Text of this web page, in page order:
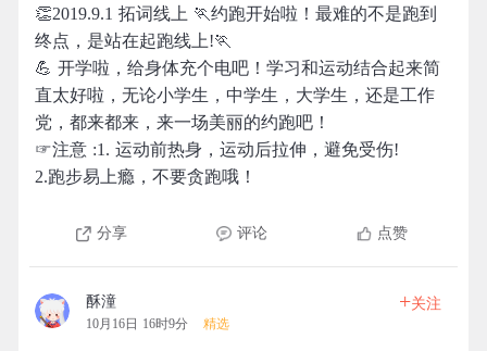
👏2019.9.1 拓词线上 🏃约跑开始啦！最难的不是跑到
终点，是站在起跑线上!🏃
💪 开学啦，给身体充个电吧！学习和运动结合起来简
直太好啦，无论小学生，中学生，大学生，还是工作
党，都来都来，来一场美丽的约跑吧！
☞注意 :1. 运动前热身，运动后拉伸，避免受伤!
2.跑步易上瘾，不要贪跑哦！
分享 评论 点赞
酥潼
10月16日 16时9分 精选
+关注